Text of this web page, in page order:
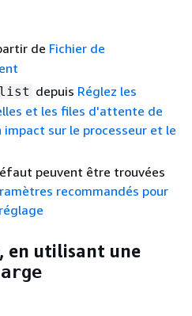
de Fichier de
depuis Réglez les
et les files d'attente de
impact sur le processeur et le
peuvent être trouvées
recommandés pour
en utilisant une